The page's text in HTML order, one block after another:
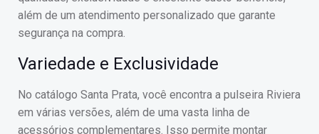
além de um atendimento personalizado que garante
segurança na compra.
Variedade e Exclusividade
No catálogo Santa Prata, você encontra a pulseira Riviera
em várias versões, além de uma vasta linha de
acessórios complementares. Isso permite montar